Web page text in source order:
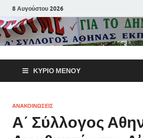
8 Αυγούστου 2026
ΚΎΡΙΟ ΜΕΝΟΎ
ΑΝΑΚΟΙΝΩΣΕΙΣ
Α΄ Σύλλογος